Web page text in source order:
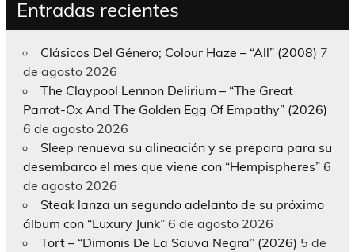
Entradas recientes
Clásicos Del Género; Colour Haze – “All” (2008) 7
de agosto 2026
The Claypool Lennon Delirium – “The Great
Parrot-Ox And The Golden Egg Of Empathy” (2026)
6 de agosto 2026
Sleep renueva su alineación y se prepara para su
desembarco el mes que viene con “Hempispheres” 6
de agosto 2026
Steak lanza un segundo adelanto de su próximo
álbum con “Luxury Junk” 6 de agosto 2026
Tort – “Dimonis De La Sauva Negra” (2026) 5 de